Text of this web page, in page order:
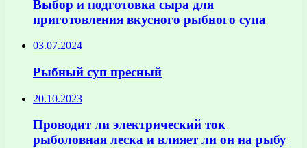
Выбор и подготовка сыра для
приготовления вкусного рыбного супа
03.07.2024
Рыбный суп пресный
20.10.2023
Проводит ли электрический ток
рыболовная леска и влияет ли он на рыбу